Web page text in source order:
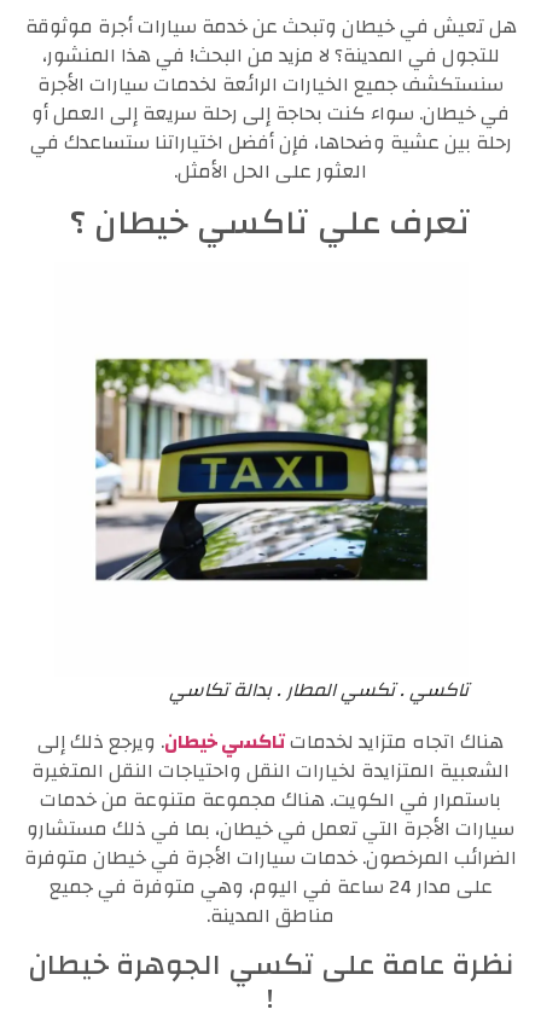
هل تعيش في خيطان وتبحث عن خدمة سيارات أجرة موثوقة
للتجول في المدينة؟ لا مزيد من البحث! في هذا المنشور،
سنستكشف جميع الخيارات الرائعة لخدمات سيارات الأجرة
في خيطان. سواء كنت بحاجة إلى رحلة سريعة إلى العمل أو
رحلة بين عشية وضحاها، فإن أفضل اختياراتنا ستساعدك في
العثور على الحل الأمثل.
تعرف علي تاكسي خيطان ؟
تاكسي . تكسي المطار . بدالة تكاسي
هناك اتجاه متزايد لخدماتتاكسي خيطان. ويرجع ذلك إلى
الشعبية المتزايدة لخيارات النقل واحتياجات النقل المتغيرة
باستمرار في الكويت. هناك مجموعة متنوعة من خدمات
سيارات الأجرة التي تعمل في خيطان، بما في ذلك مستشارو
الضرائب المرخصون. خدمات سيارات الأجرة في خيطان متوفرة
على مدار 24 ساعة في اليوم، وهي متوفرة في جميع
مناطق المدينة.
نظرة عامة على تكسي الجوهرة خيطان
!